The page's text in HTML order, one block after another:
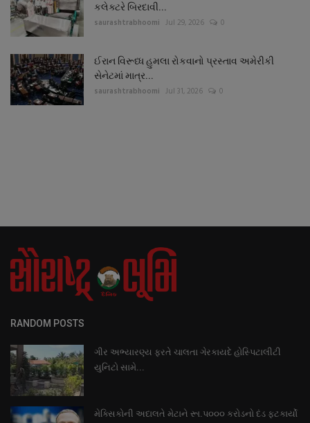
કલેક્ટરે બિરદાવી...
saurashtrabhoomi Jul 29, 2026 0
ઈરાન વિરૂધ્ધ હુમલા રોકવાનો પ્રસ્તાવ અમેરીકી
સેનેટમાં માત્ર...
saurashtrabhoomi Jul 31, 2026 0
RANDOM POSTS
ગીર અભ્યારણ્ય ફરતે ચાલતા ગેરકાયદે હોસ્પિટાલીટી
યુનિટો સામે...
મેક્સિકોની અદાલતે મેટાને રૂા.પ૦૦૦ કરોડનો દંડ ફટકાર્યો